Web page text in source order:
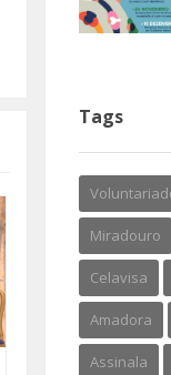
Tags
Miradouro
Celavisa
Amadora
Assinala